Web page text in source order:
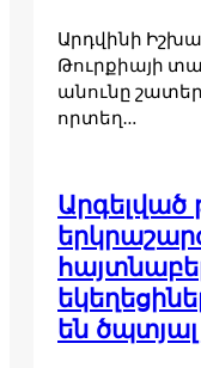
Արդվինի
Թուրքիայի
անունը
որտեղ…
Արգելված
են